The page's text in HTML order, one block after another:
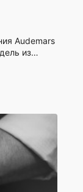
Audemars
из…